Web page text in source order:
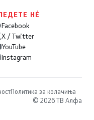
НÉ
Facebook
X / Twitter
YouTube
Instagram
Политика за колачиња
© 2026 ТВ Алфа